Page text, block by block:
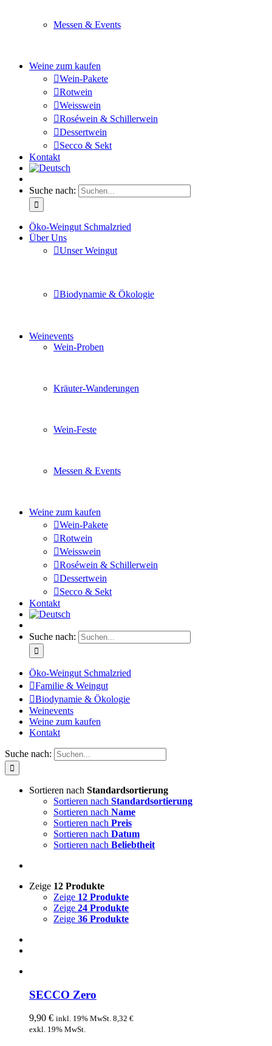
Messen & Events
Weine zum kaufen
Wein-Pakete
Rotwein
Weisswein
Roséwein & Schillerwein
Dessertwein
Secco & Sekt
Kontakt
Suche nach:
Öko-Weingut Schmalzried
Über Uns
Unser Weingut
Biodynamie & Ökologie
Weinevents
Wein-Proben
Kräuter-Wanderungen
Wein-Feste
Messen & Events
Weine zum kaufen
Wein-Pakete
Rotwein
Weisswein
Roséwein & Schillerwein
Dessertwein
Secco & Sekt
Kontakt
Suche nach:
Öko-Weingut Schmalzried
Familie & Weingut
Biodynamie & Ökologie
Weinevents
Weine zum kaufen
Kontakt
Suche nach:
Sortieren nach Standardsortierung
Sortieren nach Standardsortierung
Sortieren nach Name
Sortieren nach Preis
Sortieren nach Datum
Sortieren nach Beliebtheit
Zeige 12 Produkte
Zeige 12 Produkte
Zeige 24 Produkte
Zeige 36 Produkte
SECCO Zero
9,90 € inkl. 19% MwSt. 8,32 €
exkl. 19% MwSt.